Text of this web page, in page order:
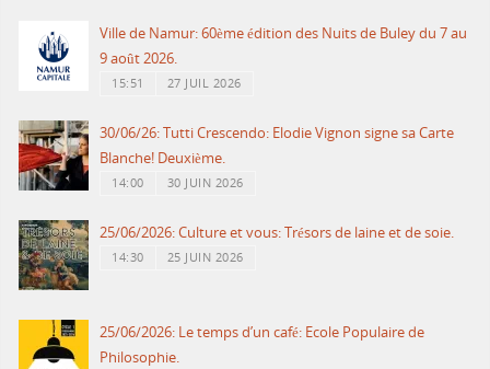
Ville de Namur: 60ème édition des Nuits de Buley du 7 au
9 août 2026.
15:51 27 JUIL 2026
30/06/26: Tutti Crescendo: Elodie Vignon signe sa Carte
Blanche! Deuxième.
14:00 30 JUIN 2026
25/06/2026: Culture et vous: Trésors de laine et de soie.
14:30 25 JUIN 2026
25/06/2026: Le temps d’un café: Ecole Populaire de
Philosophie.